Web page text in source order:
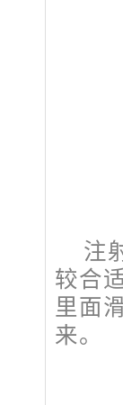
注
较合
里面
来。